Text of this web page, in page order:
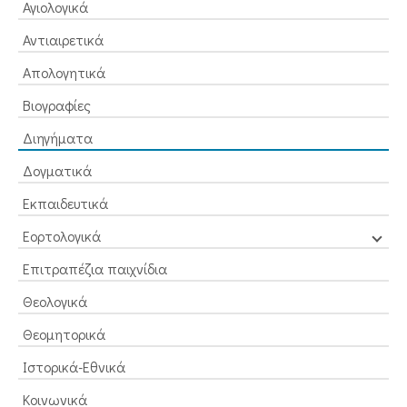
Αγιολογικά
Αντιαιρετικά
Απολογητικά
Βιογραφίες
Διηγήματα
Δογματικά
Εκπαιδευτικά
Εορτολογικά
Επιτραπέζια παιχνίδια
Θεολογικά
Θεομητορικά
Ιστορικά-Εθνικά
Κοινωνικά